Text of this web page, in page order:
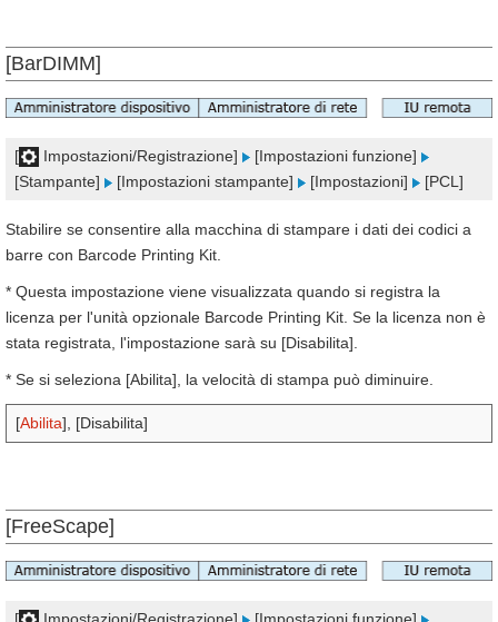
[BarDIMM]
[ Impostazioni/Registrazione]
[Impostazioni funzione]
[Stampante]
[Impostazioni stampante] [Impostazioni] [PCL]
Stabilire se consentire alla macchina di stampare i dati dei codici a
barre con Barcode Printing Kit.
* Questa impostazione viene visualizzata quando si registra la
licenza per l'unità opzionale Barcode Printing Kit. Se la licenza non è
stata registrata, l'impostazione sarà su [Disabilita].
* Se si seleziona [Abilita], la velocità di stampa può diminuire.
[Abilita], [Disabilita]
[FreeScape]